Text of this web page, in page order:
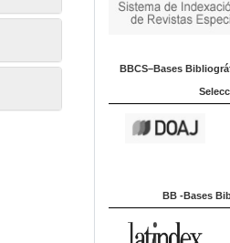
BBCS–Bases
BB -Bases